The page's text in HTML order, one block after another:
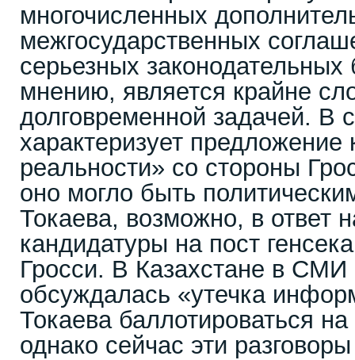
многочисленных
межгосударственных
серьезных законодательных
мнению, является крайне
долговременной задачей. В
характеризует предложение
реальности» со стороны
оно могло быть
Токаева, возможно, в ответ
кандидатуры на пост
Гросси. В Казахстане в СМИ
обсуждалась «утечка
Токаева баллотироваться
однако сейчас эти